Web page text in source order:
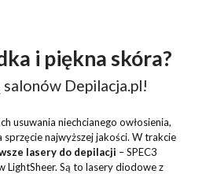
i piękna skóra?
salonów Depilacja.pl!
usuwania niechcianego owłosienia,
najwyższej jakości. W trakcie
lasery do depilacji – SPEC3
LightSheer. Są to lasery diodowe z